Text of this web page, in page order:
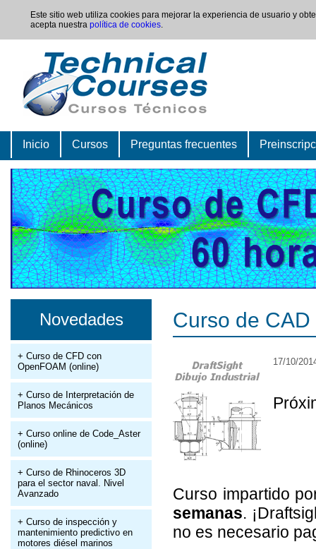
Este sitio web utiliza cookies para mejorar la experiencia de usuario y
acepta nuestra política de cookies.
Inicio Cursos Preguntas frecuentes
Novedades
+ Curso de CFD con
OpenFOAM (online)
+ Curso de Interpretación de
Planos Mecánicos
+ Curso online de Code_Aster
(online)
+ Curso de Rhinoceros 3D
para el sector naval. Nivel
Avanzado
+ Curso de inspección y
mantenimiento predictivo en
motores diésel marinos
Curso de
17/10/
Curso impartido
semanas.
no es necesario